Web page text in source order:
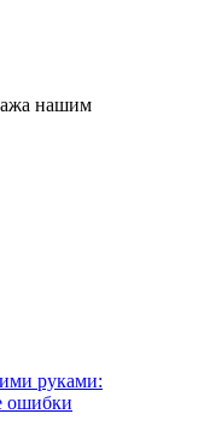
нашим
руками:
ошибки